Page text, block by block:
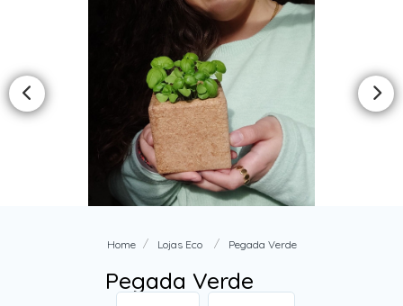
Home Lojas Eco Pegada Verde
Pegada Verde